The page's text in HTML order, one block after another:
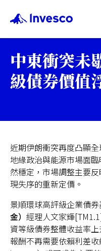
我們的基金
服務中心
關於景順
中東衝突未
級債券價值
近期伊朗衝突再度凸顯
地緣政治與能源市場面
然穩定，市場調整主要
現失序的重新定價。
景順環球高評級企業債券
金） 經理人文家輝
資等級債券整體收益率
報酬不再需要依賴利差